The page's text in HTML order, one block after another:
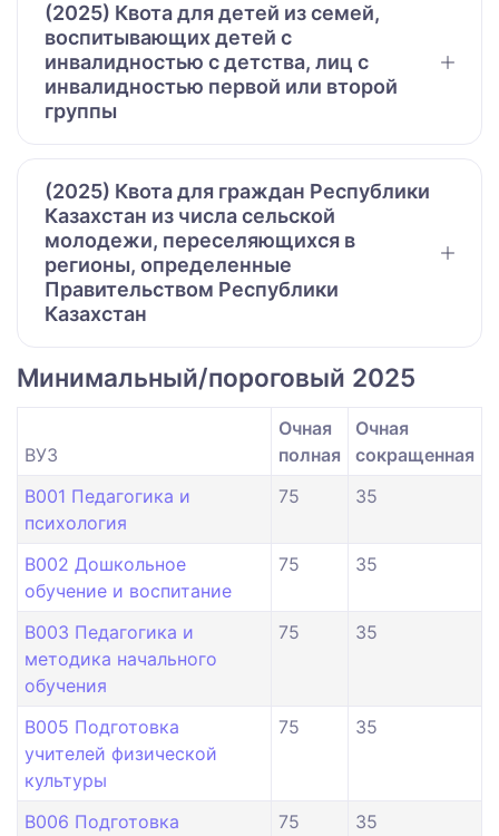
(2025) Квота для детей из семей,
воспитывающих детей с
инвалидностью с детства, лиц с
инвалидностью первой или второй
группы
(2025) Квота для граждан Республики
Казахстан из числа сельской
молодежи, переселяющихся в
регионы, определенные
Правительством Республики
Казахстан
Минимальный/пороговый 2025
ВУЗ
Очная
полная
Очная
сокращенная
B001 Педагогика и
психология
75 35
B002 Дошкольное
обучение и воспитание
75 35
B003 Педагогика и
методика начального
обучения
75 35
B005 Подготовка
учителей физической
культуры
75 35
B006 Подготовка
75 35